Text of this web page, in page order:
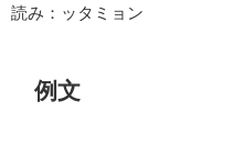
読み：ッタミョン
例文